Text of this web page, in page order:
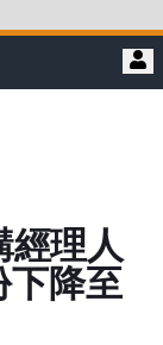
經理人
下降至